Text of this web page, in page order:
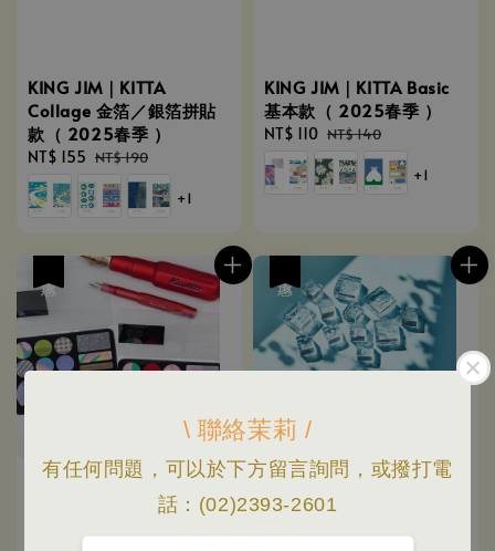
\ 聯絡茉莉 /
有任何問題，可以於下方留言詢問，或撥打電
話：(02)2393-2601
KING JIM｜KITTA
Collage 金箔／銀箔拼貼
款（ 2025春季 ）
Sale
price
NT$ 155 Regular
price
NT$ 190
+1
KING JIM｜KITTA Basic
基本款（ 2025春季 ）
Sale
price
NT$ 110 Regular
price
NT$ 140
+1